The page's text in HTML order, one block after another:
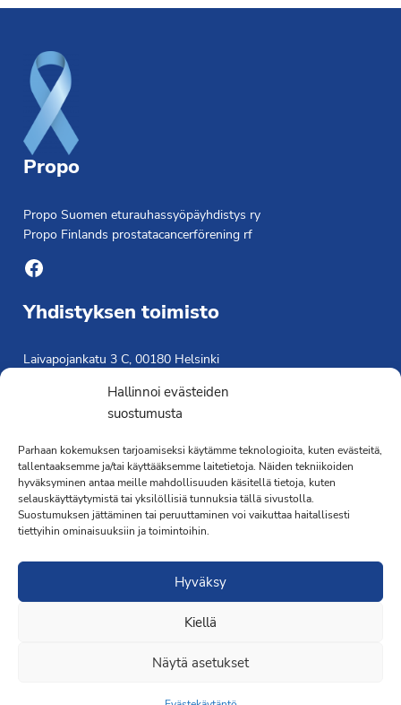
Hallinnoi evästeiden
suostumusta
Parhaan kokemuksen tarjoamiseksi käytämme teknologioita, kuten evästeitä,
tallentaaksemme ja/tai käyttääksemme laitetietoja. Näiden tekniikoiden
hyväksyminen antaa meille mahdollisuuden käsitellä tietoja, kuten
selauskäyttäytymistä tai yksilöllisiä tunnuksia tällä sivustolla.
Suostumuksen jättäminen tai peruuttaminen voi vaikuttaa haitallisesti
tiettyihin ominaisuuksiin ja toimintoihin.
Hyväksy
Kiellä
Näytä asetukset
Propo
Propo Suomen eturauhassyöpäyhdistys ry
Propo Finlands prostatacancerförening rf
Facebook
Yhdistyksen toimisto
Laivapojankatu 3 C, 00180 Helsinki
Saavutettavuusseloste »
Toiminnanjohtaja
Kimmo Järvinen
Terveydenhoitaja
041 501 4176
·Toteutus ja ylläpitoMMD Networks